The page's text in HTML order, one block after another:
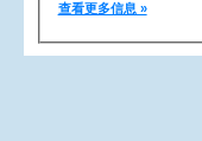
查看更多信息 »